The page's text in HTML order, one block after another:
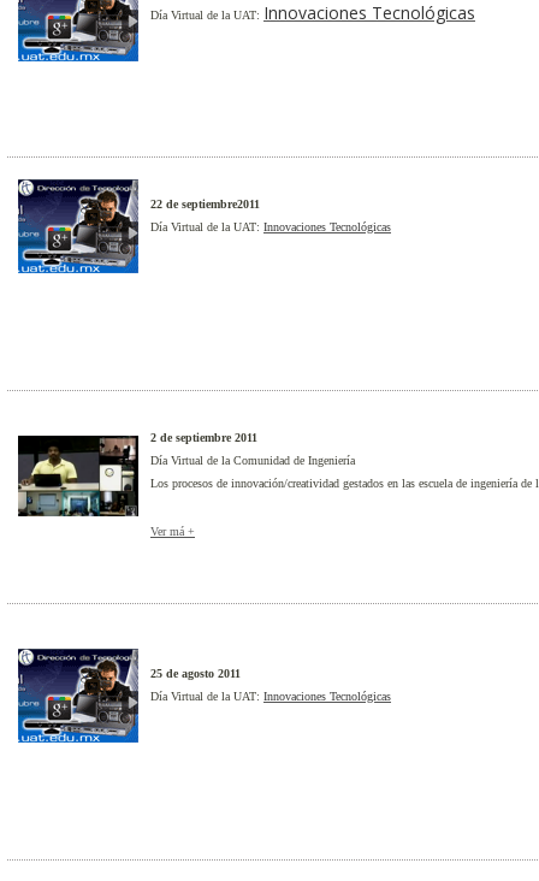
Día Virtual de la UAT: Innovaciones Tecnológicas
22 de septiembre2011
Día Virtual de la UAT: Innovaciones Tecnológicas
2 de septiembre 2011
Día Virtual de la Comunidad de Ingeniería
Los procesos de innovación/creatividad gestados en las escuela de ingeniería
Ver má +
25 de agosto 2011
Día Virtual de la UAT: Innovaciones Tecnológicas